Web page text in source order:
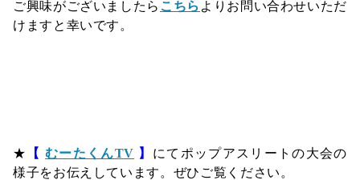
ご興味がございましたら こちら よりお問い合わせいただ
けますと幸いです。
★ 【むーたくんTV 】 にてポップアスリートの大会の
様子をお伝えしています。ぜひご覧ください。